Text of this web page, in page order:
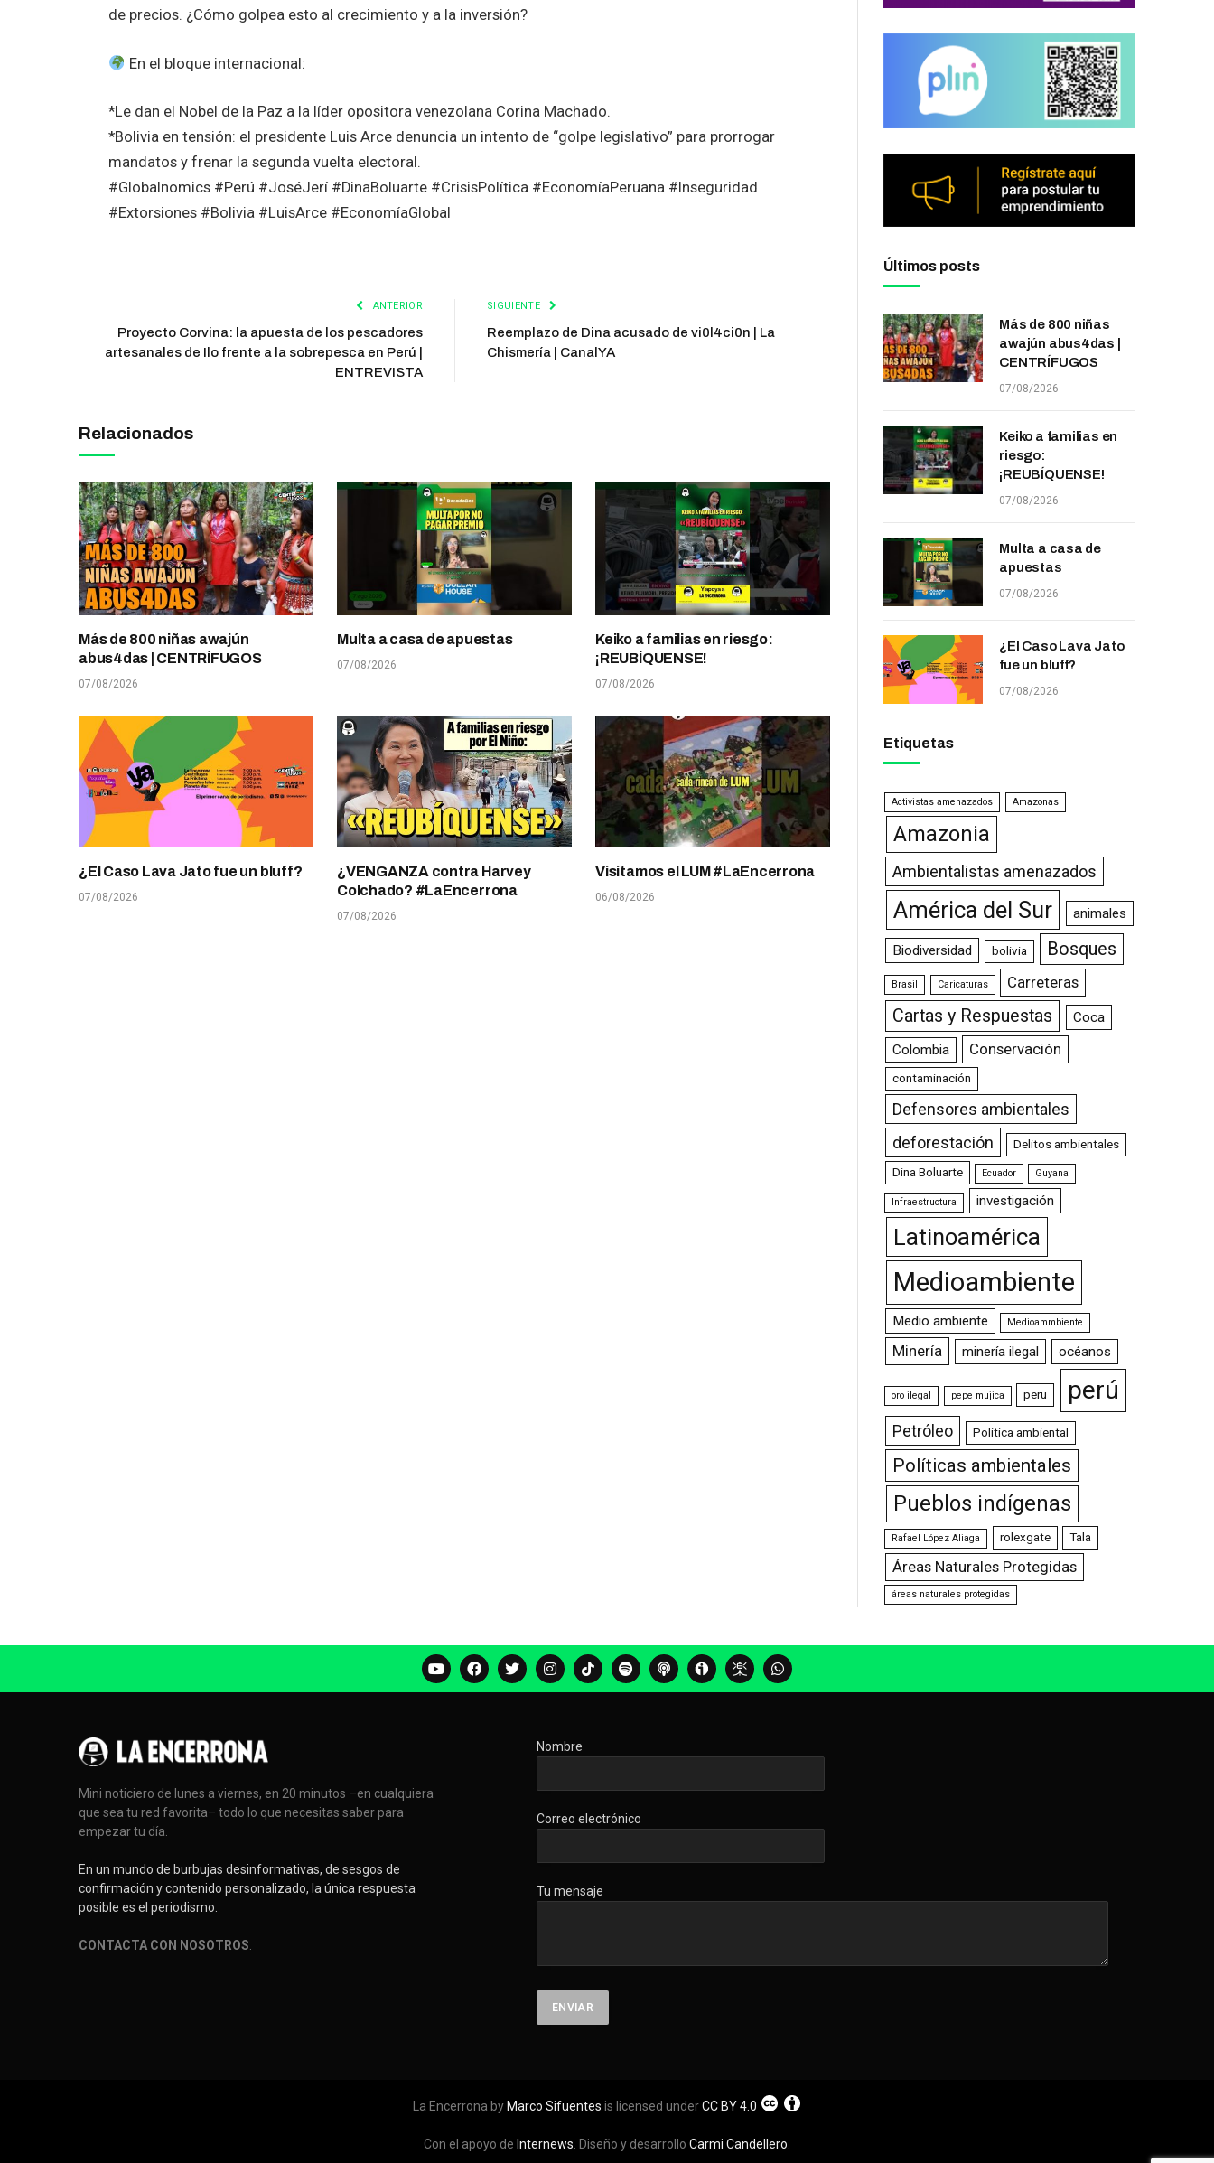
de precios. ¿Cómo golpea esto al crecimiento y a la inversión?
En el bloque internacional:
*Le dan el Nobel de la Paz a la líder opositora venezolana Corina Machado.
*Bolivia en tensión: el presidente Luis Arce denuncia un intento de “golpe legislativo” para prorrogar
mandatos y frenar la segunda vuelta electoral.
#Globalnomics #Perú #JoséJerí #DinaBoluarte #CrisisPolítica #EconomíaPeruana #Inseguridad
#Extorsiones #Bolivia #LuisArce #EconomíaGlobal
ANTERIOR
Proyecto Corvina: la apuesta de los pescadores
artesanales de Ilo frente a la sobrepesca en Perú |
ENTREVISTA
SIGUIENTE
Reemplazo de Dina acusado de vi0l4ci0n | La
Chismería | CanalYA
Relacionados
Más de 800 niñas awajún
abus4das | CENTRÍFUGOS
07/08/2026
Multa a casa de apuestas
07/08/2026
Keiko a familias en riesgo:
¡REUBÍQUENSE!
07/08/2026
¿El Caso Lava Jato fue un bluff?
07/08/2026
¿VENGANZA contra Harvey
Colchado? #LaEncerrona
07/08/2026
Visitamos el LUM #LaEncerrona
06/08/2026
Últimos posts
Más de 800 niñas
awajún abus4das |
CENTRÍFUGOS
07/08/2026
Keiko a familias en
riesgo:
¡REUBÍQUENSE!
07/08/2026
Multa a casa de
apuestas
07/08/2026
¿El Caso Lava Jato
fue un bluff?
07/08/2026
Etiquetas
Activistas amenazados Amazonas
Amazonia
Ambientalistas amenazados
América del Sur animales
Biodiversidad bolivia Bosques
Brasil Caricaturas Carreteras
Cartas y Respuestas
Coca
Colombia
Conservación
contaminación
Defensores ambientales
deforestación
Delitos ambientales
Dina Boluarte Ecuador Guyana
Infraestructura investigación
Latinoamérica
Medioambiente
Medio ambiente Medioammbiente
Minería minería ilegal océanos
oro ilegal pepe mujica peru perú
Petróleo Política ambiental
Políticas ambientales
Pueblos indígenas
Rafael López Aliaga rolexgate Tala
Áreas Naturales Protegidas
áreas naturales protegidas
Mini noticiero de lunes a viernes, en 20 minutos –en cualquiera
que sea tu red favorita– todo lo que necesitas saber para
empezar tu día.
En un mundo de burbujas desinformativas, de sesgos de
confirmación y contenido personalizado, la única respuesta
posible es el periodismo.
CONTACTA CON NOSOTROS
Nombre
Correo electrónico
Tu mensaje
La Encerrona by Marco Sifuentes is licensed underCC BY 4.0
Con el apoyo de Internews . Diseño y desarrollo Carmi Candellero